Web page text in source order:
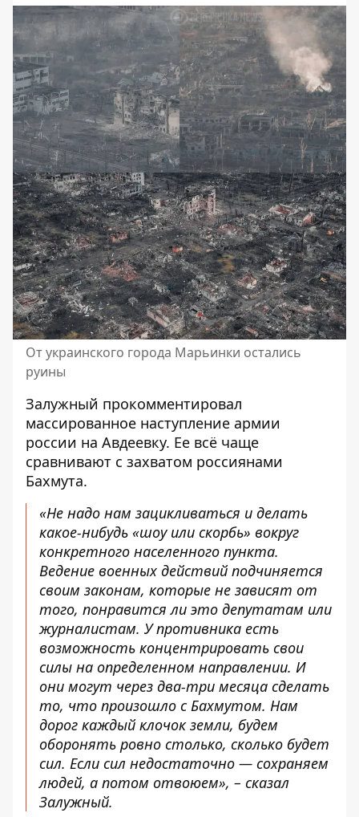
От украинского города Марьинки остались
руины
Залужный прокомментировал
массированное наступление армии
россии на Авдеевку. Ее всё чаще
сравнивают с захватом россиянами
Бахмута.
«Не надо нам зацикливаться и делать
какое-нибудь «шоу или скорбь» вокруг
конкретного населенного пункта.
Ведение военных действий подчиняется
своим законам, которые не зависят от
того, понравится ли это депутатам или
журналистам. У противника есть
возможность концентрировать свои
силы на определенном направлении. И
они могут через два-три месяца сделать
то, что произошло с Бахмутом. Нам
дорог каждый клочок земли, будем
оборонять ровно столько, сколько будет
сил. Если сил недостаточно — сохраняем
людей, а потом отвоюем», – сказал
Залужный.